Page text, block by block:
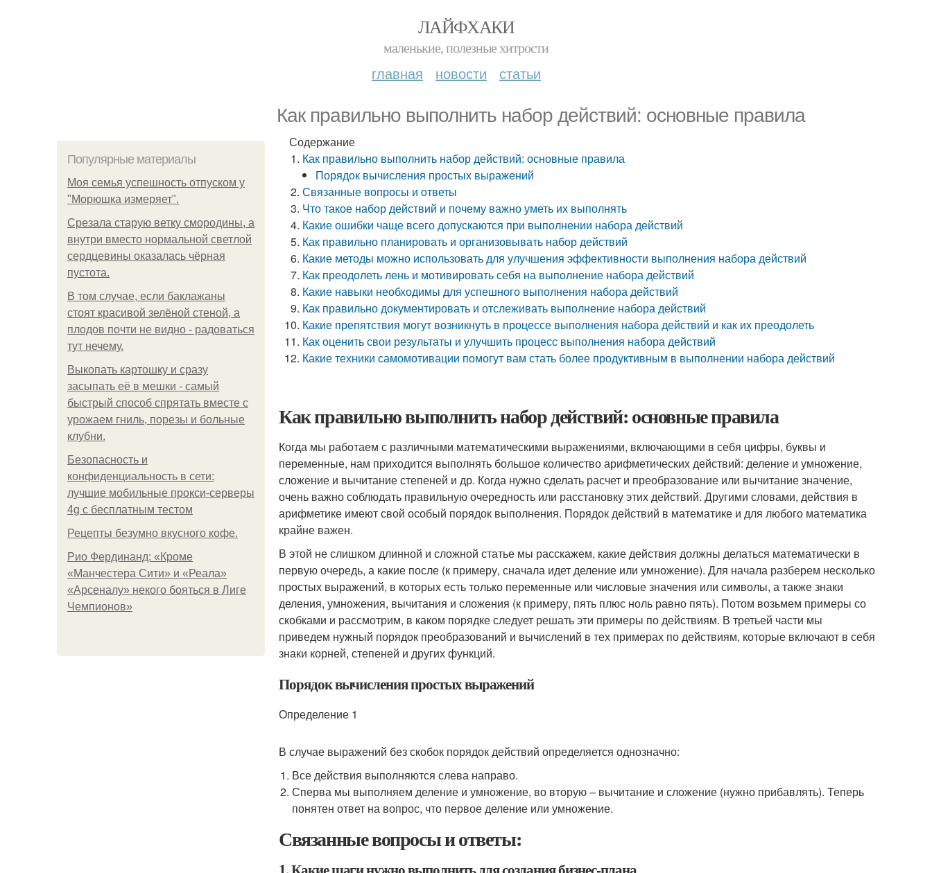
ЛАЙФХАКИ
маленькие, полезные хитрости
главная новости статьи
Как правильно выполнить набор действий: основные правила
Популярные материалы
Моя семья успешность отпуском у
"Морюшка измеряет".
Срезала старую ветку смородины, а
внутри вместо нормальной светлой
сердцевины оказалась чёрная
пустота.
В том случае, если баклажаны
стоят красивой зелёной стеной, а
плодов почти не видно - радоваться
тут нечему.
Выкопать картошку и сразу
засыпать её в мешки - самый
быстрый способ спрятать вместе с
урожаем гниль, порезы и больные
клубни.
Безопасность и
конфиденциальность в сети:
лучшие мобильные прокси-серверы
4g с бесплатным тестом
Рецепты безумно вкусного кофе.
Рио Фердинанд: «Кроме
«Манчестера Сити» и «Реала»
«Арсеналу» некого бояться в Лиге
Чемпионов»
Содержание
Как правильно выполнить набор действий: основные правила
Порядок вычисления простых выражений
Связанные вопросы и ответы
Что такое набор действий и почему важно уметь их выполнять
Какие ошибки чаще всего допускаются при выполнении набора действий
Как правильно планировать и организовывать набор действий
Какие методы можно использовать для улучшения эффективности выполнения набора действий
Как преодолеть лень и мотивировать себя на выполнение набора действий
Какие навыки необходимы для успешного выполнения набора действий
Как правильно документировать и отслеживать выполнение набора действий
Какие препятствия могут возникнуть в процессе выполнения набора действий и как их преодолеть
Как оценить свои результаты и улучшить процесс выполнения набора действий
Какие техники самомотивации помогут вам стать более продуктивным в выполнении набора действий
Как правильно выполнить набор действий: основные правила
Когда мы работаем с различными математическими выражениями, включающими в себя цифры, буквы и
переменные, нам приходится выполнять большое количество арифметических действий: деление и умножение,
сложение и вычитание степеней и др. Когда нужно сделать расчет и преобразование или вычитание значение,
очень важно соблюдать правильную очередность или расстановку этих действий. Другими словами, действия в
арифметике имеют свой особый порядок выполнения. Порядок действий в математике и для любого математика
крайне важен.
В этой не слишком длинной и сложной статье мы расскажем, какие действия должны делаться математически в
первую очередь, а какие после (к примеру, сначала идет деление или умножение). Для начала разберем несколько
простых выражений, в которых есть только переменные или числовые значения или символы, а также знаки
деления, умножения, вычитания и сложения (к примеру, пять плюс ноль равно пять). Потом возьмем примеры со
скобками и рассмотрим, в каком порядке следует решать эти примеры по действиям. В третьей части мы
приведем нужный порядок преобразований и вычислений в тех примерах по действиям, которые включают в себя
знаки корней, степеней и других функций.
Порядок вычисления простых выражений
Определение 1
В случае выражений без скобок порядок действий определяется однозначно:
Все действия выполняются слева направо.
Сперва мы выполняем деление и умножение, во вторую – вычитание и сложение (нужно прибавлять). Теперь
понятен ответ на вопрос, что первое деление или умножение.
Связанные вопросы и ответы: